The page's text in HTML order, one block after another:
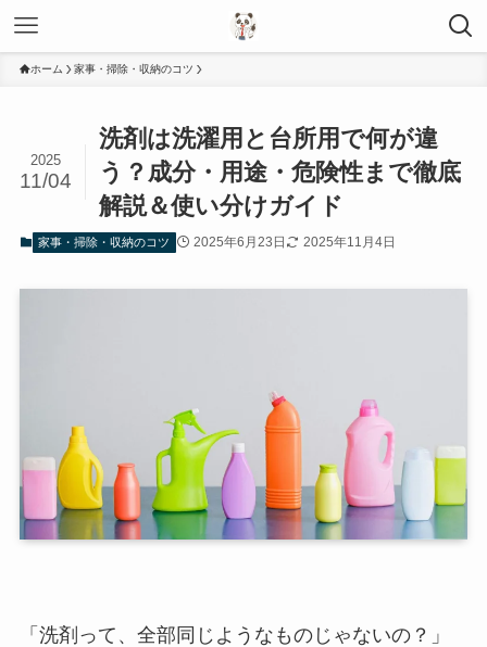
ホーム 家事・掃除・収納のコツ
洗剤は洗濯用と台所用で何が違
う？成分・用途・危険性まで徹底
解説＆使い分けガイド
2025
11/04
家事・掃除・収納のコツ 2025年6月23日 2025年11月4日
「洗剤って、全部同じようなものじゃないの？」